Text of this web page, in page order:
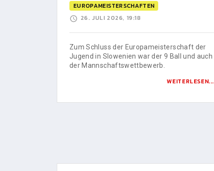
EUROPAMEISTERSCHAFTEN
26. JULI 2026, 19:18
Zum Schluss der Europameisterschaft der
Jugend in Slowenien war der 9 Ball und auch
der Mannschaftswettbewerb.
WEITERLESEN...